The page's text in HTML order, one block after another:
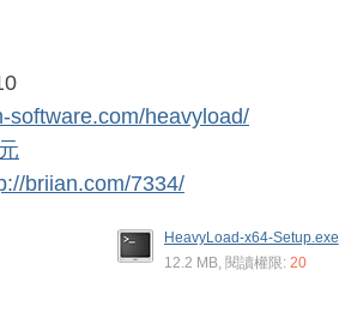
software.com/heavyload/
briian.com/7334/
HeavyLoad-x64-Setup.exe
12.2 MB, 閱讀權限: 20